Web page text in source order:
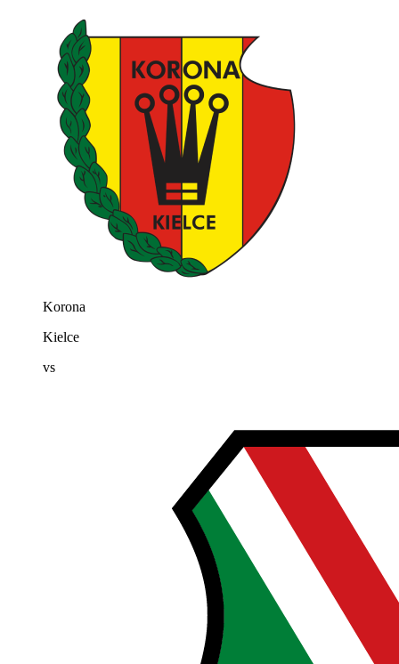
Korona
Kielce
vs